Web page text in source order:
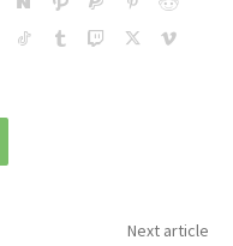
Next article